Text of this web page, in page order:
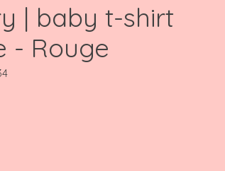
| baby t-shirt
- Rouge
product is